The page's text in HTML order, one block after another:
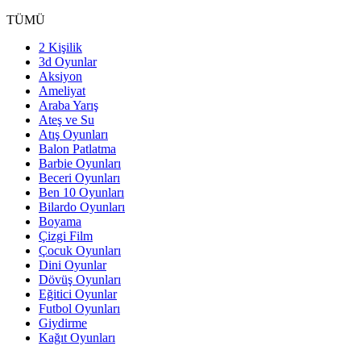
TÜMÜ
2 Kişilik
3d Oyunlar
Aksiyon
Ameliyat
Araba Yarış
Ateş ve Su
Atış Oyunları
Balon Patlatma
Barbie Oyunları
Beceri Oyunları
Ben 10 Oyunları
Bilardo Oyunları
Boyama
Çizgi Film
Çocuk Oyunları
Dini Oyunlar
Dövüş Oyunları
Eğitici Oyunlar
Futbol Oyunları
Giydirme
Kağıt Oyunları